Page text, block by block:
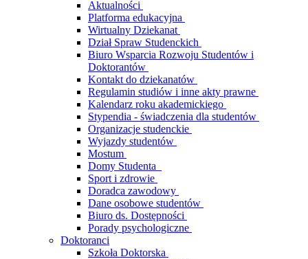
Aktualności
Platforma edukacyjna
Wirtualny Dziekanat
Dział Spraw Studenckich
Biuro Wsparcia Rozwoju Studentów i
Doktorantów
Kontakt do dziekanatów
Regulamin studiów i inne akty prawne
Kalendarz roku akademickiego
Stypendia - świadczenia dla studentów
Organizacje studenckie
Wyjazdy studentów
Mostum
Domy Studenta
Sport i zdrowie
Doradca zawodowy
Dane osobowe studentów
Biuro ds. Dostępności
Porady psychologiczne
Doktoranci
Szkoła Doktorska